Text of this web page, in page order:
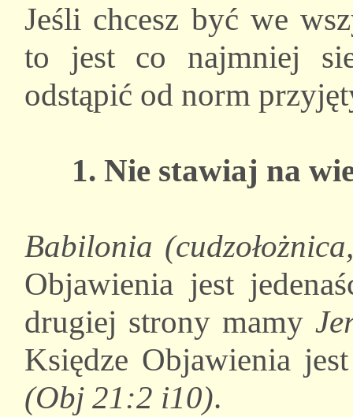
Jeśli chcesz być we
to jest co najmniej
odstąpić od norm
1. Nie stawiaj na
Babilonia
Objawienia jest
drugiej strony mamy
Księdze Objawienia
(Obj 21:2 i10).